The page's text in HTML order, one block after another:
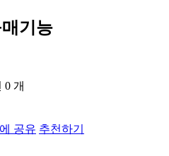
기능
0 개
추천하기